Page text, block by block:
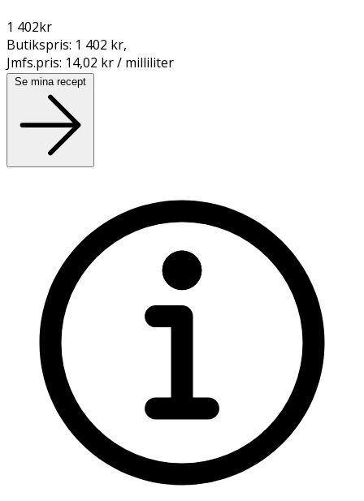
1 402kr
Butikspris: 1 402 kr,
Jmfs.pris: 14,02 kr / milliliter
Se mina recept